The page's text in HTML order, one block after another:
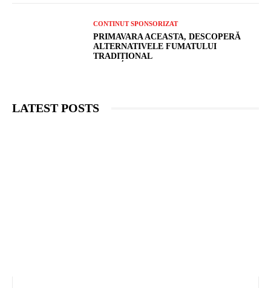
CONTINUT SPONSORIZAT
PRIMAVARA ACEASTA, DESCOPERĂ
ALTERNATIVELE FUMATULUI
TRADIȚIONAL
LATEST POSTS